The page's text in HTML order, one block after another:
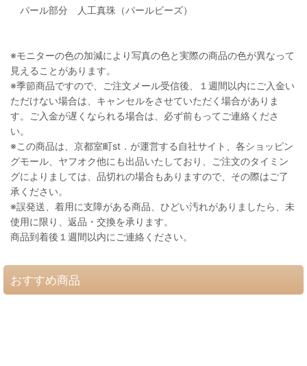
パール部分 人工真珠（パールビーズ）
※モニターの色の加減により写真の色と実際の商品の色が異なって
見えることがあります。
※季節商品ですので、ご注文メール受信後、１週間以内にご入金い
ただけない場合は、キャンセルをさせていただく場合がありま
す。ご入金が遅くなられる場合は、必ず前もってご連絡くださ
い。
※この商品は、京都室町st．が運営する自社サイト、各ショッピン
グモール、ヤフオク他にも出品いたしており、ご注文のタイミン
グによりましては、品切れの場合もありますので、その際はご了
承ください。
※誤発送、着用に支障がある商品、ひどい汚れがありましたら、未
使用に限り、返品・交換を承ります。
商品到着後１週間以内にご連絡ください。
おすすめ商品